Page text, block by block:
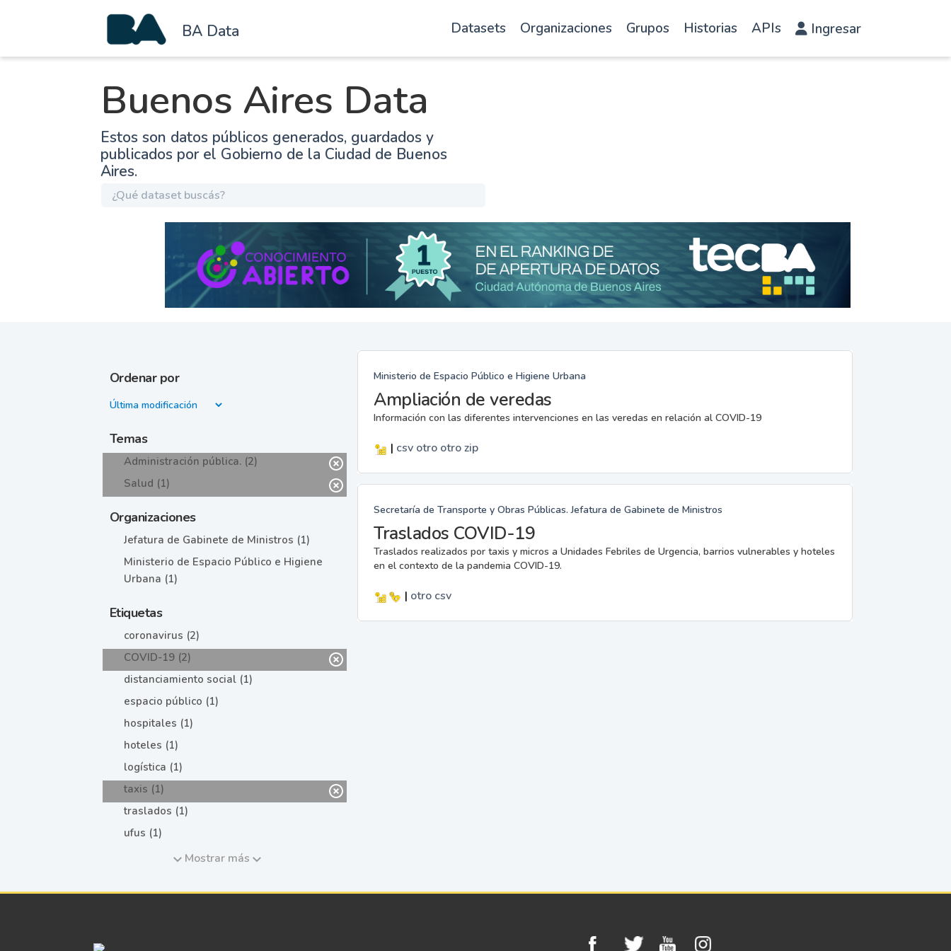
BA Data Datasets Organizaciones Grupos Historias APIs Ingresar
Buenos Aires Data
Estos son datos públicos generados, guardados y
publicados por el Gobierno de la Ciudad de Buenos
Aires.
Ordenar por
Temas
Administración pública. (2)
Salud (1)
Organizaciones
Jefatura de Gabinete de Ministros (1)
Ministerio de Espacio Público e Higiene
Urbana (1)
Etiquetas
coronavirus (2)
COVID-19 (2)
distanciamiento social (1)
espacio público (1)
hospitales (1)
hoteles (1)
logística (1)
taxis (1)
traslados (1)
ufus (1)
Mostrar más
Ministerio de Espacio Público e Higiene Urbana
Ampliación de veredas
Información con las diferentes intervenciones en las veredas en relación al COVID-19
| csv otro otrozip
Secretaría de Transporte y Obras Públicas. Jefatura de Gabinete de Ministros
Traslados COVID-19
Traslados realizados por taxis y micros a Unidades Febriles de Urgencia, barrios vulnerables y hoteles
en el contexto de la pandemia COVID-19.
| otro csv